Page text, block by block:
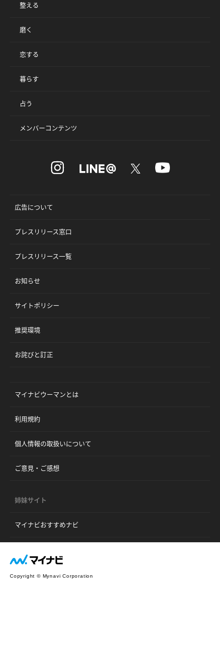
整える
磨く
恋する
暮らす
占う
メンバーコンテンツ
広告について
プレスリリース窓口
プレスリリース一覧
お知らせ
サイトポリシー
推奨環境
お詫びと訂正
マイナビウーマンとは
利用規約
個人情報の取扱いについて
ご意見・ご感想
姉妹サイト
マイナビおすすめナビ
Copyright © Mynavi Corporation